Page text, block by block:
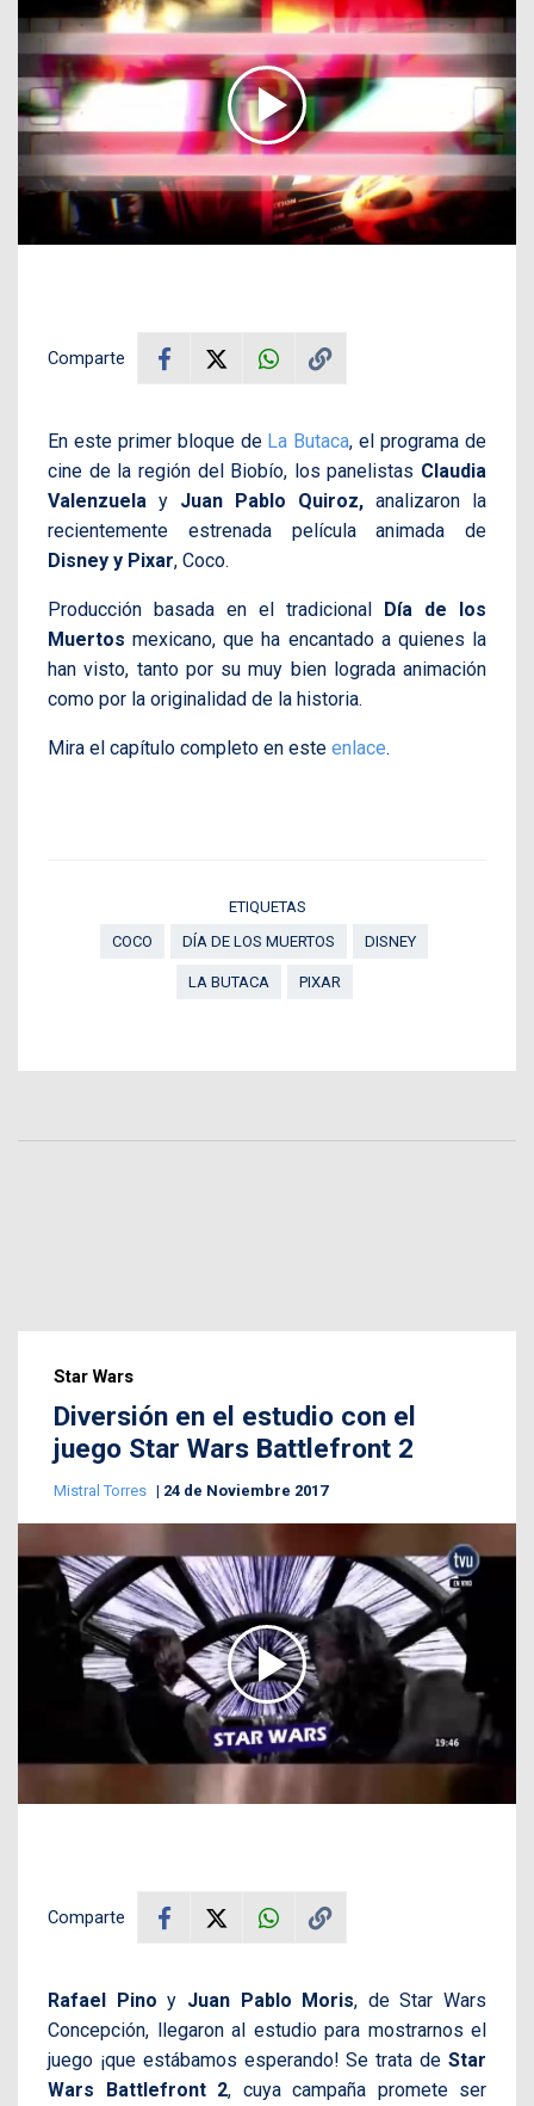
Comparte
En este primer bloque de La Butaca, el programa de
cine de la región del Biobío, los panelistas Claudia
Valenzuela y Juan Pablo Quiroz, analizaron la
recientemente estrenada película animada de
Disney y Pixar, Coco.
Producción basada en el tradicional
Día de los
Muertos mexicano, que ha encantado a quienes la
han visto, tanto por su muy bien lograda animación
como por la originalidad de la historia.
Mira el capítulo completo en este enlace.
ETIQUETAS
COCO
DÍA DE LOS MUERTOS DISNEY
LA BUTACA PIXAR
Star Wars
Diversión en el estudio con el
juego Star Wars Battlefront 2
Mistral Torres 24 de Noviembre 2017
Comparte
Rafael Pino y Juan Pablo Moris, de Star Wars
Concepción, llegaron al estudio para mostrarnos el
juego ¡que estábamos esperando! Se trata de Star
Wars Battlefront 2, cuya campaña promete ser